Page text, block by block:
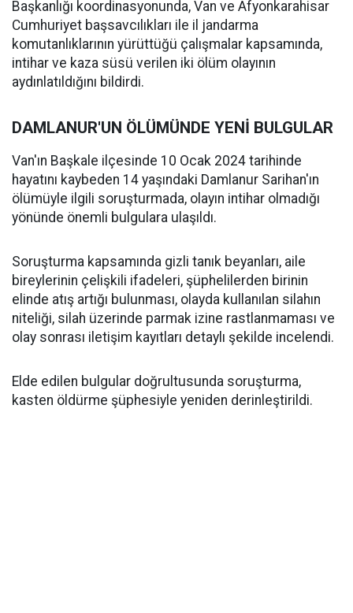
Başkanlığı koordinasyonunda, Van ve Afyonkarahisar
Cumhuriyet başsavcılıkları ile il jandarma
komutanlıklarının yürüttüğü çalışmalar kapsamında,
intihar ve kaza süsü verilen iki ölüm olayının
aydınlatıldığını bildirdi.
DAMLANUR'UN ÖLÜMÜNDE YENİ BULGULAR
Van'ın Başkale ilçesinde 10 Ocak 2024 tarihinde
hayatını kaybeden 14 yaşındaki Damlanur Sarihan'ın
ölümüyle ilgili soruşturmada, olayın intihar olmadığı
yönünde önemli bulgulara ulaşıldı.
Soruşturma kapsamında gizli tanık beyanları, aile
bireylerinin çelişkili ifadeleri, şüphelilerden birinin
elinde atış artığı bulunması, olayda kullanılan silahın
niteliği, silah üzerinde parmak izine rastlanmaması ve
olay sonrası iletişim kayıtları detaylı şekilde incelendi.
Elde edilen bulgular doğrultusunda soruşturma,
kasten öldürme şüphesiyle yeniden derinleştirildi.